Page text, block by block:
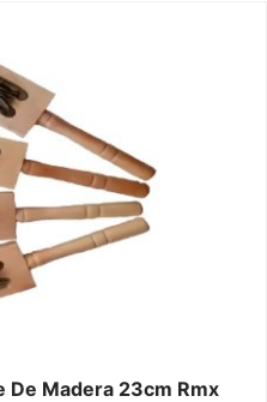
De Madera 23cm Rmx